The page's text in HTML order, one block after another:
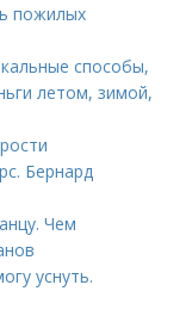
пожилых
способы,
летом, зимой,
Бернард
Чем
уснуть.